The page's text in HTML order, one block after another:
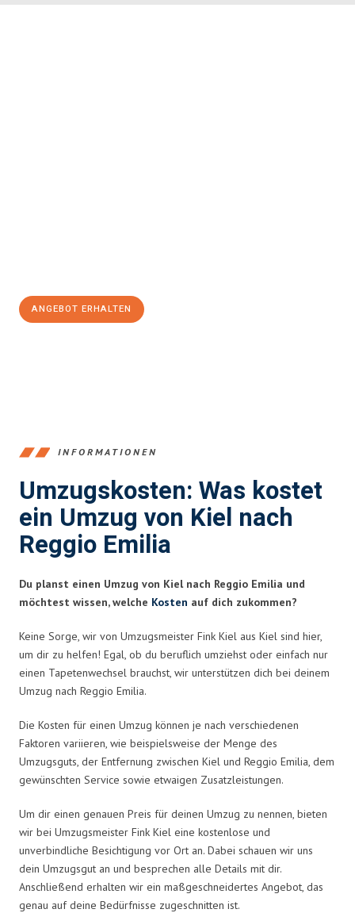
ANGEBOT ERHALTEN
INFORMATIONEN
Umzugskosten: Was kostet
ein Umzug von Kiel nach
Reggio Emilia
Du planst einen Umzug von Kiel nach Reggio Emilia und
möchtest wissen, welche Kosten auf dich zukommen?
Keine Sorge, wir von Umzugsmeister Fink Kiel aus Kiel sind hier,
um dir zu helfen! Egal, ob du beruflich umziehst oder einfach nur
einen Tapetenwechsel brauchst, wir unterstützen dich bei deinem
Umzug nach Reggio Emilia.
Die Kosten für einen Umzug können je nach verschiedenen
Faktoren variieren, wie beispielsweise der Menge des
Umzugsguts, der Entfernung zwischen Kiel und Reggio Emilia, dem
gewünschten Service sowie etwaigen Zusatzleistungen.
Um dir einen genauen Preis für deinen Umzug zu nennen, bieten
wir bei Umzugsmeister Fink Kiel eine kostenlose und
unverbindliche Besichtigung vor Ort an. Dabei schauen wir uns
dein Umzugsgut an und besprechen alle Details mit dir.
Anschließend erhalten wir ein maßgeschneidertes Angebot, das
genau auf deine Bedürfnisse zugeschnitten ist.